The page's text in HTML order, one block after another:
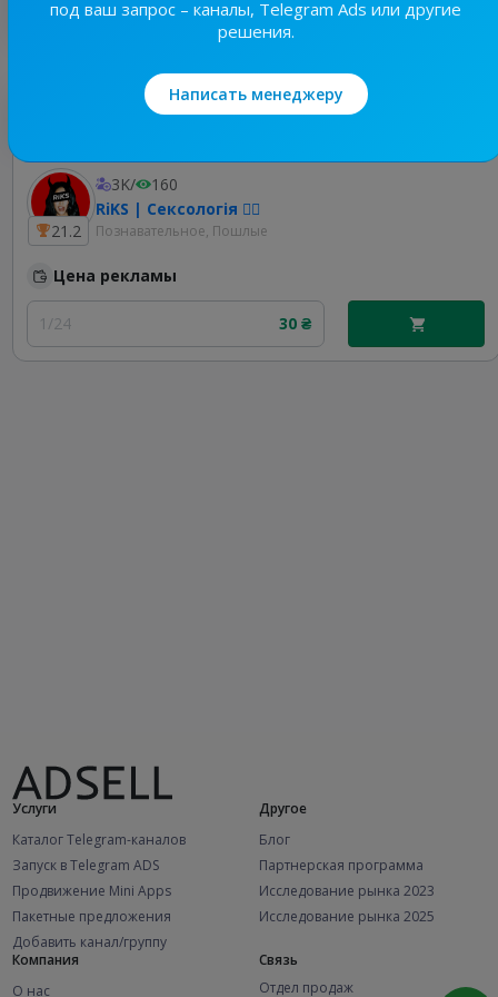
Лучшие по теме
21.2
3K/
160
RiKS | Сексологія ❤️‍🔥
Познавательное, Пошлые
Цена рекламы
1/24 30 ₴
Услуги
Каталог Telegram-каналов
Запуск в Telegram ADS
Продвижение Mini Apps
Пакетные предложения
Добавить канал/группу
Другое
Блог
Партнерская программа
Исследование рынка 2023
Исследование рынка 2025
Компания
О нас
Связь
Отдел продаж
под ваш запрос – каналы, Telegram Ads или другие
решения.
Написать менеджеру